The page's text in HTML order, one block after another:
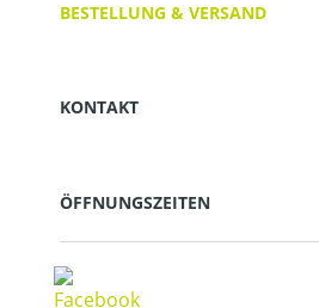
BESTELLUNG & VERSAND
KONTAKT
ÖFFNUNGSZEITEN